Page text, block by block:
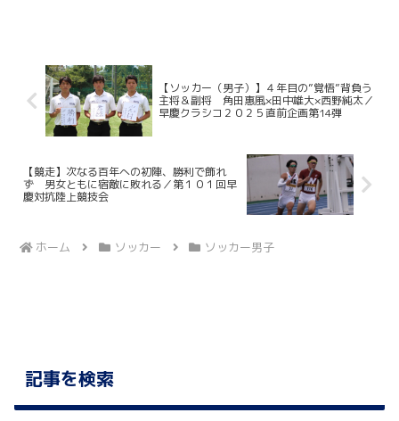
【ソッカー（男子）】４年目の”覚悟”背負う
主将＆副将 角田惠風×田中雄大×西野純太／
早慶クラシコ２０２５直前企画第14弾
【競走】次なる百年への初陣、勝利で飾れ
ず 男女ともに宿敵に敗れる／第１０１回早
慶対抗陸上競技会
ホーム ソッカー ソッカー男子
記事を検索